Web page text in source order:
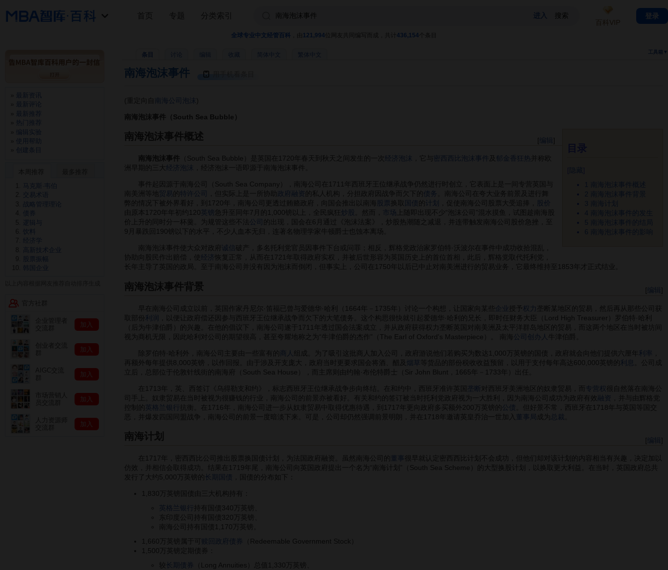
全球专业中文经管百科 121,994 位网友共同编写而成，共计 436,154 个条目
条目 收藏 工具箱▼
南海泡沫事件
(重定向自 南海公司泡沫
南海泡沫事件（South Sea Bubble）
1
南海泡沫事件概述
2
南海泡沫事件背景
3
南海计划
4
南海泡沫事件的发生
5
南海泡沫事件的结局
6
南海泡沫事件的影响
[编辑
南海泡沫事件概述
南海泡沫事件 （South Sea Bubble）是英国在1720年春天到秋天之间发生的一次 经济泡沫 ，它与密西西比泡沫事件 及 郁金香狂热 并称欧
洲早期的三大 经济泡沫 ，经济泡沫一语即源于南海泡沫事件。
事件起因源于南海公司（South Sea Company），南海公司在1711年西班牙王位继承战争仍然进行时创立，它表面上是一间专营英国与
南美洲等地
贸易的 特许 公司 ，但实际上是一所协助 政府融资的私人机构，分担政府因战争而欠下的 债务 。南海公司在夸大业务前景及进行舞
弊的情况下被外界看好，到1720年，南海公司更透过贿赂政府，向国会推出以南海
股票 换取 国债 的 计划 ，促使南海公司股票大受追捧，
股价
由原本1720年年初约120 英镑 急升至同年7月的1,000镑以上，全民疯狂 炒股 。然而， 市场 上随即出现不少“泡沫公司”混水摸鱼，试图趁南海股
价上升的同时分一杯羹。为规管这些不法公司 的出现，国会在6月通过《泡沫法案》，炒股热潮随之减退，并连带触发南海公司股价急挫，至
9月暴跌回190镑以下的水平，不少人血本无归，连著名物理学家牛顿爵士也蚀本离场。
南海泡沫事件使大众对政府 诚信
破产，多名托利党官员因事件下台或问罪；相反，辉格党政治家罗伯特·沃波尔在事件中成功收拾混乱，
协助向股民作出赔偿，使 经济
恢复正常，从而在1721年取得政府实权，并被后世形容为英国历史上的首位首相，此后，辉格党取代托利党，
长年主导了英国的政局。至于南海公司并没有因为泡沫而倒闭，但事实上，公司在1750年以后已中止对南美洲进行的贸易业务，它最终维持至1853年才正式结业。
[编辑
南海泡沫事件背景
早在南海公司成立以前，英国作家丹尼尔·笛福已曾与爱德华·哈利（1664年－1735年）讨论一个构想，让国家向某些企业 授予权力 垄断某地区的贸易，然后再从那些公司获
取部份
利润
，以便让政府偿还因参与西班牙王位继承战争而欠下的大笔债务。这个构思很快就引起爱德华·哈利的兄长，即时任财务大臣（Lord High Treasurer）罗伯特·哈利
（后为牛津伯爵）的兴趣。在他的倡议下，南海公司遂于1711年透过国会法案成立，并从政府获得权力垄断英国对南美洲及太平洋群岛地区的贸易，而这两个地区在当时被坊间
视为商机无限，因此哈利对公司的期望很高，甚至夸耀地称之为“牛津伯爵的杰作”（The Earl of Oxford's Masterpiece）。 南海 公司创办人 牛津伯爵。
除罗伯特·哈利外，南海公司主要由一些富有的 商人 组成。为了吸引这批商人加入公司，政府游说他们若购买为数达1,000万英镑的国债，政府就会向他们提供六厘年 利率
再额外每年提供8,000英镑，以作回报。由于涉及开支庞大，政府当时更要求国会将酒、醋及
烟草 等货品的部份税收收益预留，以用于支付每年高达600,000英镑的 利息
。公司成
立后，总部位于伦敦针线街的南海府（South Sea House），而主席则由约翰·布伦特爵士（Sir John Blunt，1665年－1733年）出任。
在1713年，英、西签订《乌得勒支和约》，标志西班牙王位继承战争步向终结。在和约中，西班牙准许英国 垄断 对西班牙美洲地区的奴隶贸易，而 专营权 很自然落在南海公
司手上。奴隶贸易在当时被视为很赚钱的行业，南海公司的前景亦被看好。有关和约的签订被当时托利党政府视为一大胜利，因为南海公司成功为政府有效
融资
，并与由辉格党
控制的 英格兰银行 抗衡。在1716年，南海公司进一步从奴隶贸易中取得优惠待遇，到1717年更向政府多买额外200万英镑的 公债
。但好景不常，西班牙在1718年与英国等国交
恶，并爆发四国同盟战争，南海公司的前景一度暗淡下来。可是，公司却仍然强调前景明朗，并在1718年邀请英皇乔治一世加入 董事局 成为 总裁
[编辑
南海计划
在1717年，密西西比公司推出股票换国债计划，为法国政府融资。虽然南海公司的 董事 很早就认定密西西比计划不会成功，但他们却对该计划的内容相当有兴趣，决定加以
仿效，并相信会取得成功。结果在1719年尾，南海公司向英国政府提出一个名为“南海计划”（South Sea Scheme）的大型换股计划，以换取更大利益。在当时，英国政府总共
发行了大约5,000万英镑的
长期国债 ，国债的分布如下：
1,830万英镑国债由三大机构持有：
英格兰银行
持有国债340万英镑、
东印度公司持有国债320万英镑、
南海公司持有国债1,170万英镑。
1,660万英镑属于可 赎回 政府债券
（Redeemable Government Stock）
1,500万英镑定期债券：
较
长期债券
（Long Annuities）总值1,330万英镑、
首页 专题 分类索引
百科VIP
登录
最新资讯
最新评论
最新推荐
热门推荐
编辑实验
使用帮助
创建条目
马克斯·韦伯
交易术语
战略管理理论
债券
逻辑与
饮料
经济学
高新技术企业
股票振幅
韩国企业
加入
加入
加入
加入
加入